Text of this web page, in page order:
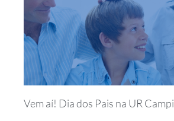
Vem aí! Dia dos Pais na UR